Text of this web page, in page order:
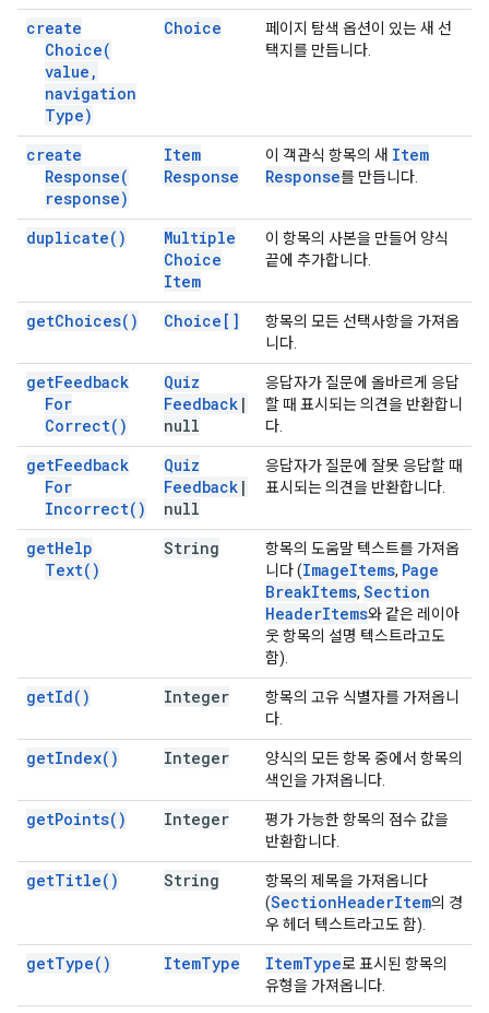
create
Choice(
value ,
navigation
Type)
Choice
페이지 탐색 옵션이 있는 새 선
택지를 만듭니다.
create
Response(
response)
Item
Response
이 객관식 항목의 새 Item
Response를 만듭니다.
duplicate( )
Multiple
Choice
Item
이 항목의 사본을 만들어 양식
끝에 추가합니다.
getChoices( ) Choice[]
항목의 모든 선택사항을 가져옵
니다.
getFeedback
For
Correct( )
Quiz
Feedback |
null
응답자가 질문에 올바르게 응답
할 때 표시되는 의견을 반환합니
다.
getFeedback
For
Incorrect( )
Quiz
Feedback |
null
응답자가 질문에 잘못 응답할 때
표시되는 의견을 반환합니다.
getHelp
Text( )
String
항목의 도움말 텍스트를 가져옵
니다 (ImageItems, Page
BreakItems, Section
HeaderItems와 같은 레이아
웃 항목의 설명 텍스트라고도
함).
getId( ) Integer
항목의 고유 식별자를 가져옵니
다.
getIndex( ) Integer
양식의 모든 항목 중에서 항목의
색인을 가져옵니다.
getPoints( ) Integer
평가 가능한 항목의 점수 값을
반환합니다.
getTitle( ) String
항목의 제목을 가져옵니다
(SectionHeaderItem의 경
우 헤더 텍스트라고도 함).
getType( ) ItemType ItemType로 표시된 항목의
유형을 가져옵니다.